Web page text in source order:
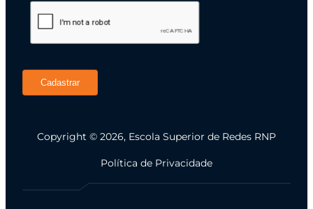
Cadastrar
Copyright © 2026, Escola Superior de Redes RNP
Política de Privacidade